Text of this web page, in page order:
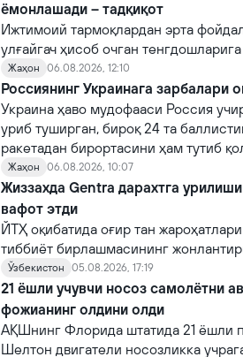
ёмонлашади – тадқиқот
Ижтимоий тармоқлардан эрта
улғайгач ҳисоб очган
қийналишади.
Жаҳон 06.08.2026, 12:10
Россиянинг Украинага зарбалари
Украина ҳаво мудофааси Россия
уриб туширган, бироқ 24 та
ракетадан бирортасини ҳам тутиб
Жаҳон 06.08.2026, 10:07
Жиззахда Gentra дарахтга
вафот этди
ЙТҲ оқибатида оғир тан
тиббиёт бирлашмасининг
шифокорлар томонидан
қарамасдан, у вафот этган.
Ўзбекистон 05.08.2026, 17:19
21 ёшли учувчи носоз самолётни
фожианинг олдини олди
АҚШнинг Флорида штатида 21 ёшли
Шелтон двигатели носозликка